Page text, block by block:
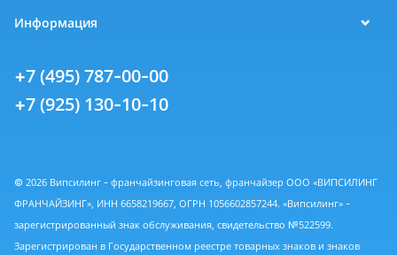
Информация
+7 (495) 787-00-00
+7 (925) 130-10-10
© 2026 Випсилинг - франчайзинговая сеть, франчайзер ООО «ВИПСИЛИНГ
ФРАНЧАЙЗИНГ», ИНН 6658219667, ОГРН 1056602857244. «Випсилинг» -
зарегистрированный знак обслуживания, свидетельство №522599.
Зарегистрирован в Государственном реестре товарных знаков и знаков